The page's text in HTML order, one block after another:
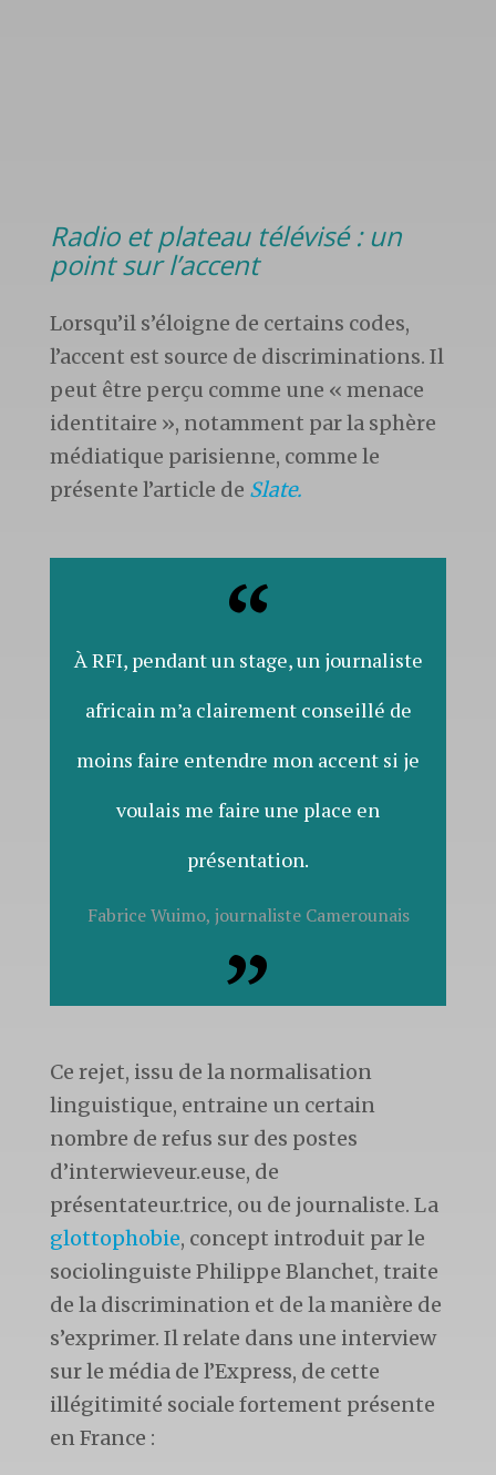
Radio et plateau télévisé : un
point sur l’accent
Lorsqu’il s’éloigne de certains codes,
l’accent est source de discriminations. Il
peut être perçu comme une « menace
identitaire », notamment par la sphère
médiatique parisienne, comme le
présente l’article de Slate.
À RFI, pendant un stage, un journaliste
africain m’a clairement conseillé de
moins faire entendre mon accent si je
voulais me faire une place en
présentation.
Fabrice Wuimo, journaliste Camerounais
Ce rejet, issu de la normalisation
linguistique, entraine un certain
nombre de refus sur des postes
d’interwieveur.euse, de
présentateur.trice, ou de journaliste. La
glottophobie, concept introduit par le
sociolinguiste Philippe Blanchet, traite
de la discrimination et de la manière de
s’exprimer. Il relate dans une interview
sur le média de l’Express, de cette
illégitimité sociale fortement présente
en France :